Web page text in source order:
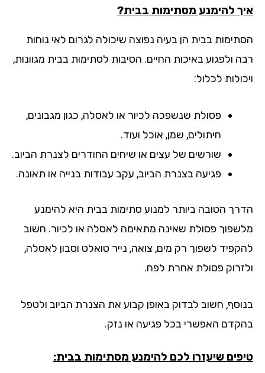
להימנע מסתימות בבית?
בבית הן בעיה נפוצה שיכולה לגרום לאי נוחות
ולפגוע באיכות החיים. הסיבות לסתימות בבית מגוונות,
לכלול:
פסולת שנשפכה לכיור או לאסלה, כגון מגבונים,
חיתולים, שמן, אוכל ועוד.
שורשים של עצים או שיחים החודרים לצנרת הביוב.
פגיעה בצנרת הביוב, עקב עבודות בנייה או תאונה.
הטובה ביותר למנוע סתימות בבית היא להימנע
פסולת שאינה מתאימה לאסלה או לכיור. חשוב
לשפוך רק מים, צואה, נייר טואלט וסבון לאסלה,
פסולת אחרת לפח.
חשוב לבדוק באופן קבוע את הצנרת הביוב ולטפל
האפשרי בכל פגיעה או נזק.
שיעזרו לכם להימנע מסתימות בבית: